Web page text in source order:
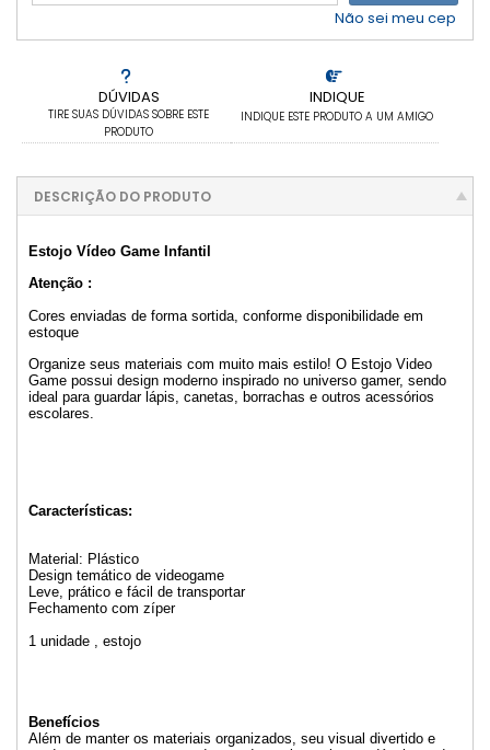
DÚVIDAS
TIRE SUAS DÚVIDAS SOBRE ESTE
PRODUTO
INDIQUE
INDIQUE ESTE PRODUTO A UM AMIGO
Não sei meu cep
DESCRIÇÃO DO PRODUTO
Estojo Vídeo Game Infantil
Atenção :
Cores enviadas de forma sortida, conforme disponibilidade em
estoque
Organize seus materiais com muito mais estilo! O Estojo Video
Game possui design moderno inspirado no universo gamer, sendo
ideal para guardar lápis, canetas, borrachas e outros acessórios
escolares.
Características:
Material: Plástico
Design temático de videogame
Leve, prático e fácil de transportar
Fechamento com zíper
1 unidade , estojo
Benefícios
Além de manter os materiais organizados, seu visual divertido e